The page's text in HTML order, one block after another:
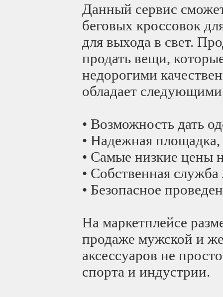
Данный сервис
беговых кроссовок
для выхода в свет.
продать вещи,
недорогими
обладает
• Возможность дать
• Надежная
• Самые низкие цены
• Собственная служба
• Безопасное
На маркетплейсе
продаже мужской и
аксессуаров не
спорта и индустрии.